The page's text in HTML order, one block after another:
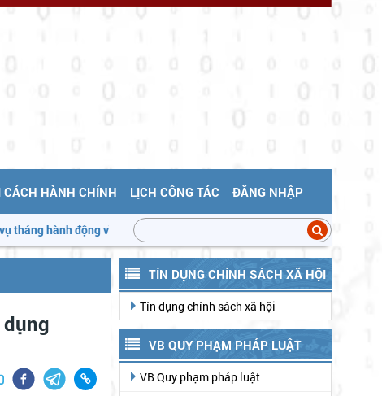
CÁCH HÀNH CHÍNH LỊCH CÔNG TÁC ĐĂNG NHẬP
động vì An toàn thực phẩm Triển khai "Tháng hành động vì an
TÍN DỤNG CHÍNH SÁCH XÃ HỘI
Tín dụng chính sách xã hội
VB QUY PHẠM PHÁP LUẬT
VB Quy phạm pháp luật